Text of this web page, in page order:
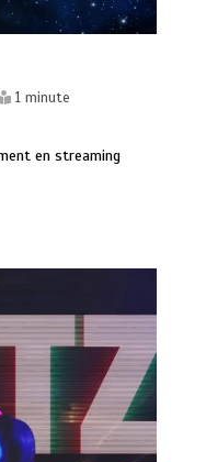
1 minute
en streaming